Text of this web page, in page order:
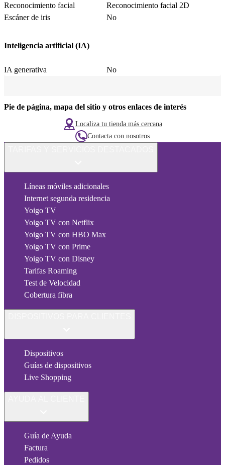
Reconocimiento facial
Reconocimiento facial 2D
Escáner de iris
No
Inteligencia artificial (IA)
IA generativa No
Pie de página, mapa del sitio y otros enlaces de interés
Localiza tu tienda más cercana
Contacta con nosotros
Líneas móviles adicionales
Internet segunda residencia
Yoigo TV
Yoigo TV con Netflix
Yoigo TV con HBO Max
Yoigo TV con Prime
Yoigo TV con Disney
Tarifas Roaming
Test de Velocidad
Cobertura fibra
Dispositivos
Guías de dispositivos
Live Shopping
Guía de Ayuda
Factura
Pedidos